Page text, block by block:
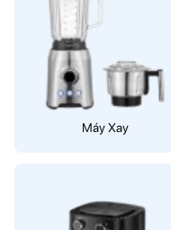
Máy Xay